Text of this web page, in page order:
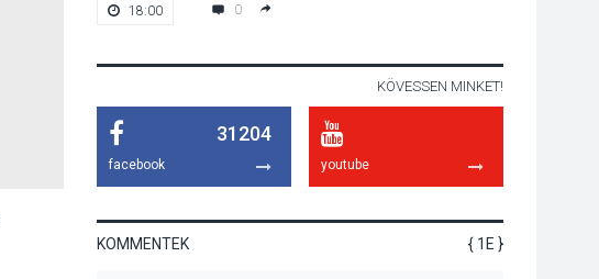
búcsúhétvége lesz
Jótékonysági
tanszergyűjtés lesz
Szigetmonostoron
18:00 0
KÖVESSEN MINKET!
31204
facebook youtube
KOMMENTEK { 1E }